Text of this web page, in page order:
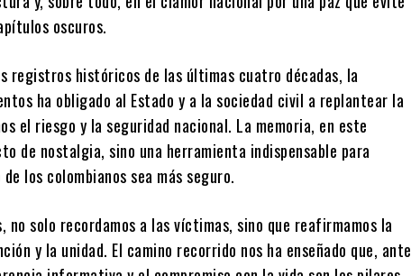
oscuros.
registros históricos de las últimas cuatro décadas, la
ha obligado al Estado y a la sociedad civil a replantear la
el riesgo y la seguridad nacional. La memoria, en este
de nostalgia, sino una herramienta indispensable para
los colombianos sea más seguro.
no solo recordamos a las víctimas, sino que reafirmamos la
y la unidad. El camino recorrido nos ha enseñado que, ante